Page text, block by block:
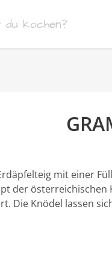
mit einer
der österreichischen
Die Knödel lassen